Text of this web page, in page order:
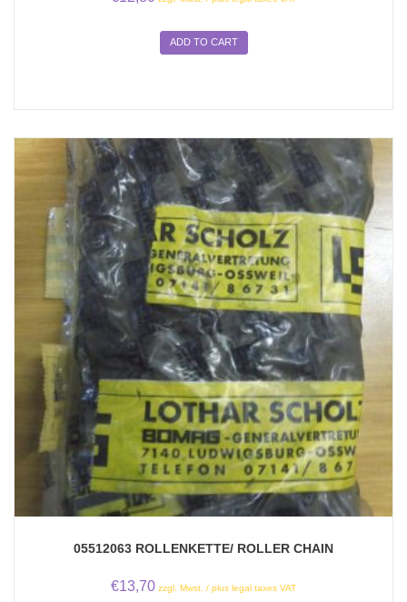
ADD TO CART
05512063 ROLLENKETTE/ ROLLER CHAIN
€13,70 zzgl. Mwst. / plus legal taxes VAT